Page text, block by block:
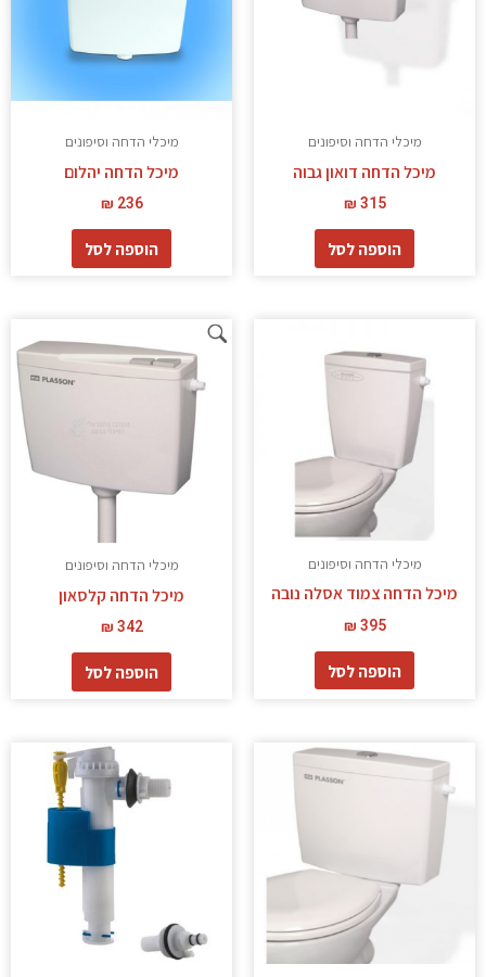
מיכלי הדחה וסיפונים
מיכל הדחה דואון גבוה
₪ 315
הוספה לסל
מיכלי הדחה וסיפונים
מיכל הדחה יהלום
₪ 236
הוספה לסל
מיכלי הדחה וסיפונים
מיכל הדחה צמוד אסלה נובה
₪ 395
הוספה לסל
מיכלי הדחה וסיפונים
מיכל הדחה קלסאון
₪ 342
הוספה לסל